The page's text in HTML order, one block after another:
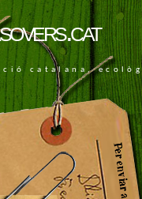
catalana,